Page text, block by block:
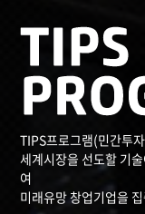
TIPS프로그램(민간투
세계시장을 선도할 기
여
미래유망 창업기업을